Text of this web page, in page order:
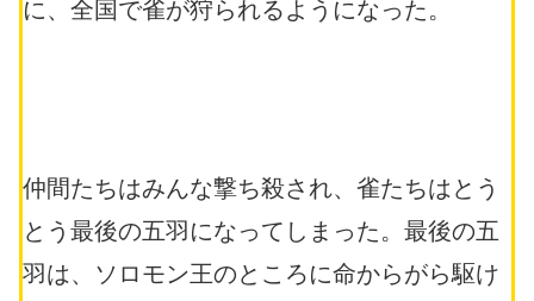
に、全国で雀が狩られるようになった。
仲間たちはみんな撃ち殺され、雀たちはとう
とう最後の五羽になってしまった。最後の五
羽は、ソロモン王のところに命からがら駆け